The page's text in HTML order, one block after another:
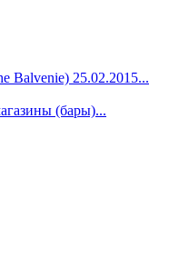
Balvenie) 25.02.2015...
(бары)...